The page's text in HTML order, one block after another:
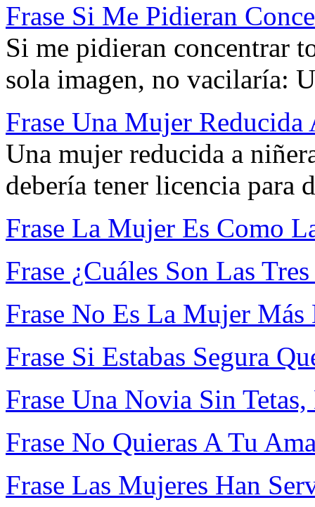
Frase Si Me Pidieran
Si me pidieran concentrar
sola imagen, no vacilaría:
Frase Una Mujer
Una mujer reducida a
debería tener licencia para
Frase La Mujer Es Como
Frase ¿Cuáles Son Las
Frase No Es La Mujer
Frase Si Estabas Segura
Frase Una Novia Sin
Frase No Quieras A Tu
Frase Las Mujeres Han